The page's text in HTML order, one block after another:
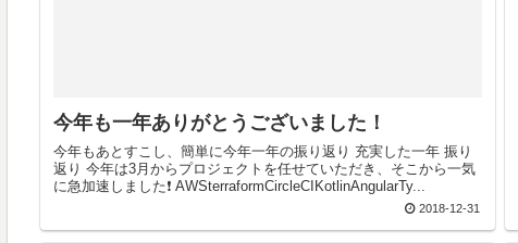
今年も一年ありがとうございました！
今年もあとすこし、簡単に今年一年の振り返り 充実した一年 振り
返り 今年は3月からプロジェクトを任せていただき、そこから一気
に急加速しました❗ AWSterraformCircleCIKotlinAngularTy...
2018-12-31